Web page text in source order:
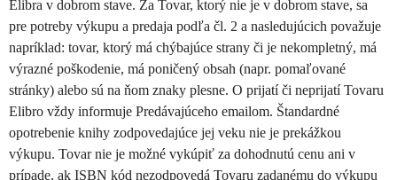
Elibra v dobrom stave. Za Tovar, ktorý nie je v dobrom stave, sa
pre potreby výkupu a predaja podľa čl. 2 a nasledujúcich považuje
napríklad: tovar, ktorý má chýbajúce strany či je nekompletný, má
výrazné poškodenie, má poničený obsah (napr. pomaľované
stránky) alebo sú na ňom znaky plesne. O prijatí či neprijatí Tovaru
Elibro vždy informuje Predávajúceho emailom. Štandardné
opotrebenie knihy zodpovedajúce jej veku nie je prekážkou
výkupu. Tovar nie je možné vykúpiť za dohodnutú cenu ani v
prípade, ak ISBN kód nezodpovedá Tovaru zadanému do výkupu